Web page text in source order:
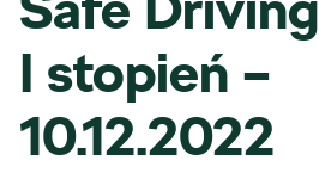
I stopień –
10.12.2022